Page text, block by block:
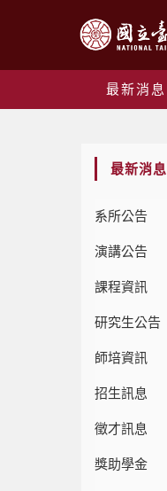
最新消息
最新消息
系所公告
演講公告
課程資訊
研究生公告
師培資訊
招生訊息
徵才訊息
獎助學金